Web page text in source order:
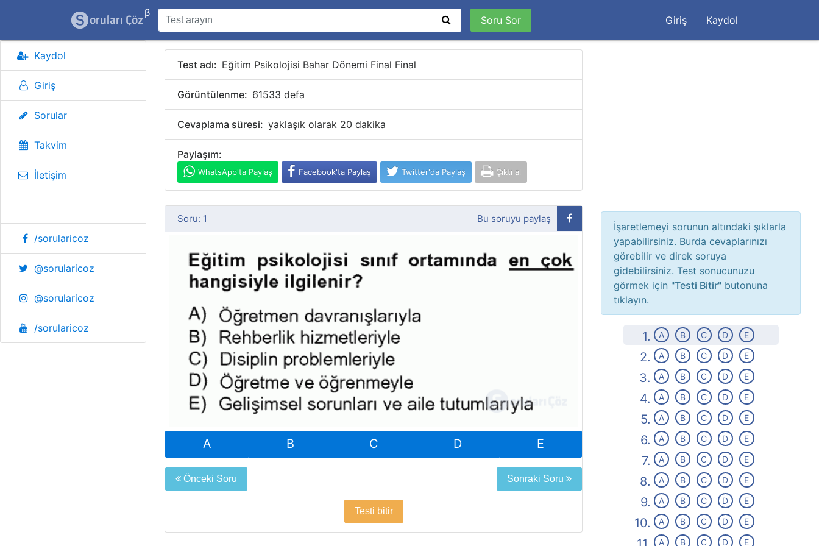
β
Soru Sor Giriş Kaydol
Kaydol
Giriş
Sorular
Takvim
İletişim
/sorularicoz
@sorularicoz
@sorularicoz
/sorularicoz
Test adı: Eğitim Psikolojisi Bahar Dönemi Final Final
Görüntülenme: 61533 defa
Cevaplama süresi: yaklaşık olarak 20 dakika
Paylaşım:
WhatsApp'ta Paylaş Facebook'ta Paylaş Twitter'da Paylaş Çıktı al
Soru: 1 Bu soruyu paylaş
A B C D E
Önceki Soru Sonraki Soru
Testi bitir
İşaretlemeyi sorunun altındaki şıklarla
yapabilirsiniz. Burda cevaplarınızı
görebilir ve direk soruya
gidebilirsiniz. Test sonucunuzu
görmek için "Testi Bitir" butonuna
tıklayın.
1. A B C D E
2. A B C D E
3. A B C D E
4. A B C D E
5. A B C D E
6. A B C D E
7. A B C D E
8. A B C D E
9. A B C D E
10. A B C D E
A B C D E